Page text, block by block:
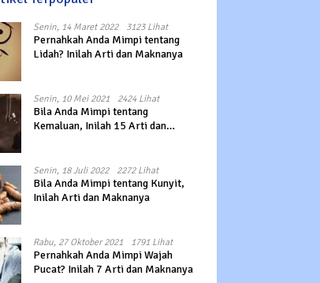
Senin, 14 Maret 2022 3123 Lihat
Pernahkah Anda Mimpi tentang
Lidah? Inilah Arti dan Maknanya
Senin, 10 Mei 2021 2424 Lihat
Bila Anda Mimpi tentang
Kemaluan, Inilah 15 Arti dan
Senin, 18 Juli 2022 2272 Lihat
Bila Anda Mimpi tentang Kunyit,
Inilah Arti dan Maknanya
Rabu, 27 Oktober 2021 1791 Lihat
Pernahkah Anda Mimpi Wajah
Pucat? Inilah 7 Arti dan Maknanya